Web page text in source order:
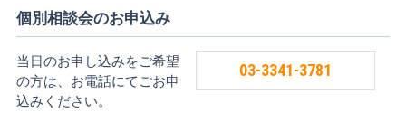
個別相談会のお申込み
03-3341-3781
当日のお申し込みをご希望
の方は、お電話にてごお申
込みください。